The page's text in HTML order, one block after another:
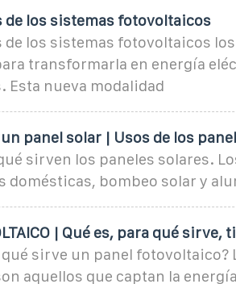
de los sistemas fotovoltaicos
de los sistemas fotovoltaicos
transformarla en energía
nueva modalidad
panel solar | Usos de los
sirven los paneles solares.
domésticas, bombeo solar y
| Qué es, para qué
qué sirve un panel fotovoltaico?
aquellos que captan la